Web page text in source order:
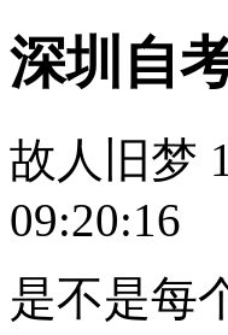
深圳自
故人旧梦
09:20:16
是不是每